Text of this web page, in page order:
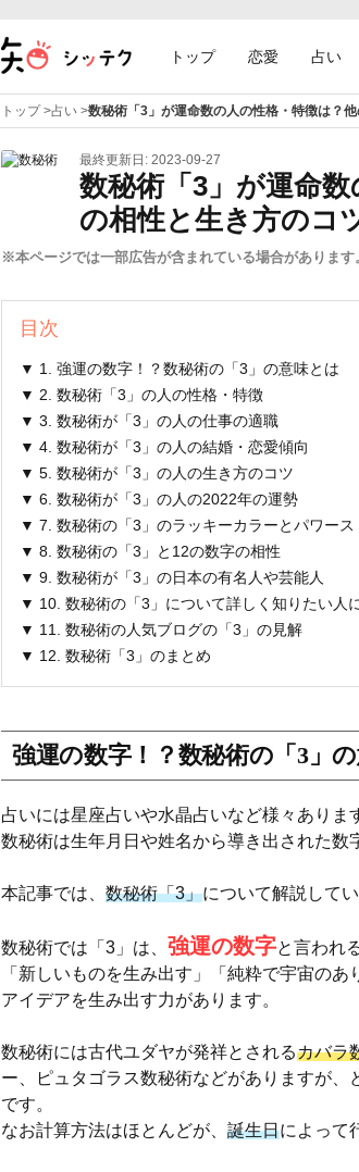
トップ 恋愛 占い
トップ>占い >数秘術「3」が運命数の人の性格・特徴は？
最終更新日: 2023-09-27
数秘術「3」が運命
の相性と生き方のコ
※本ページでは一部広告が含まれている場合があります
目次
▼ 1. 強運の数字！？数秘術の「3」の意味とは
▼ 2. 数秘術「3」の人の性格・特徴
▼ 3. 数秘術が「3」の人の仕事の適職
▼ 4. 数秘術が「3」の人の結婚・恋愛傾向
▼ 5. 数秘術が「3」の人の生き方のコツ
▼ 6. 数秘術が「3」の人の2022年の運勢
▼ 7. 数秘術の「3」のラッキーカラーとパワース
▼ 8. 数秘術の「3」と12の数字の相性
▼ 9. 数秘術が「3」の日本の有名人や芸能人
▼ 10. 数秘術の「3」について詳しく知りたい人
▼ 11. 数秘術の人気ブログの「3」の見解
▼ 12. 数秘術「3」のまとめ
強運の数字！？数秘術の「3」
占いには星座占いや水晶占いなど様々ありま
数秘術は生年月日や姓名から導き出された数
本記事では、 数秘術「3」について解説してい
数秘術では「3」は、 強運の数字と言われ
「新しいものを生み出す」「純粋で宇宙の
アイデアを生み出す力があります。
数秘術には古代ユダヤが発祥とされるカバラ
ー、ピュタゴラス数秘術などがありますが
です。
なお計算方法はほとんどが、 誕生日によって